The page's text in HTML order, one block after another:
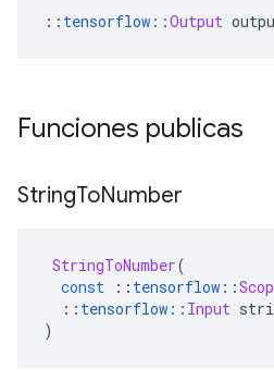
:: tensorflow ::Output
Funciones publicas
StringToNumber
StringToNumber(
const
:: tensorflow ::
:: tensorflow :: Input
)